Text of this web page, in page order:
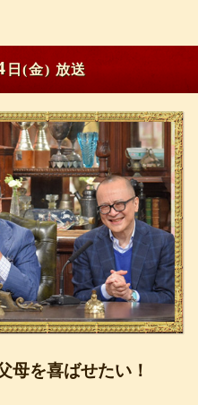
日(金) 放送
母を喜ばせたい！